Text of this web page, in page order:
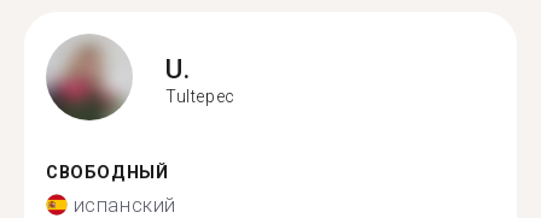
U.
Tultepec
СВОБОДНЫЙ
испанский